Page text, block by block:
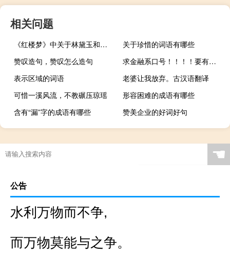
相关问题
《红楼梦》中关于林黛玉和王熙凤的叙述
关于珍惜的词语有哪些
赞叹造句，赞叹怎么造句
求金融系口号！！！！要有特色！谢谢
表示区域的词语
老婆让我放弃。古汉语翻译
可惜一溪风流，不教碾压琼瑶
形容困难的成语有哪些
含有“漏”字的成语有哪些
赞美企业的好词好句
☚
公告
水利万物而不争,
而万物莫能与之争。